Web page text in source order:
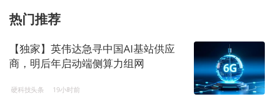
热门推荐
【独家】英伟达急寻中国AI基站供应
商，明后年启动端侧算力组网
硬科技头条 19小时前